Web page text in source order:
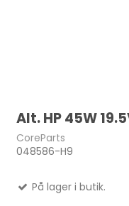
Alt. HP 45W
CoreParts
048586-H9
På lager i butik.